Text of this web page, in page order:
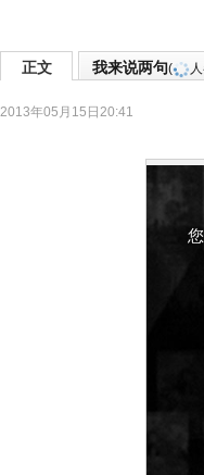
正文 我来说两句(
2013年05月15日20:41